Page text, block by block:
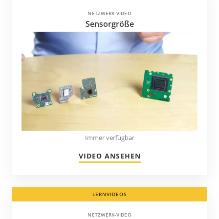
NETZWERK-VIDEO
Sensorgröße
Immer verfügbar
VIDEO ANSEHEN
LERNVIDEOS
NETZWERK-VIDEO